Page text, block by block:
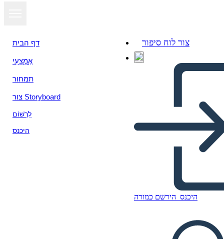
דף הבית
אֶמְצָעִי
תמחור
צור Storyboard
לִרְשׁוֹם
היכנס
צור לוח סיפור
היכנס הירשם כמורה
Canadese: Jacques Cartier